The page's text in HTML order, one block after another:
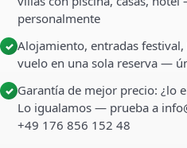
personalmente
✓ Alojamiento, entradas
vuelo en una sola reserva —
✓ Garantía de mejor precio: ¿lo
Lo igualamos — prueba a
+49 176 856 152 48